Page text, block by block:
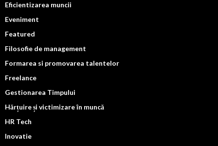
Eficientizarea muncii
Eveniment
Featured
Filosofie de management
Formarea si promovarea talentelor
Freelance
Gestionarea Timpului
Hărțuire și victimizare în muncă
HR Tech
Inovatie